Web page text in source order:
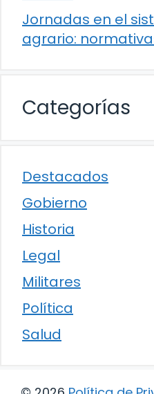
Jornadas en el
agrario:
Categorías
Destacados
Gobierno
Historia
Legal
Militares
Política
Salud